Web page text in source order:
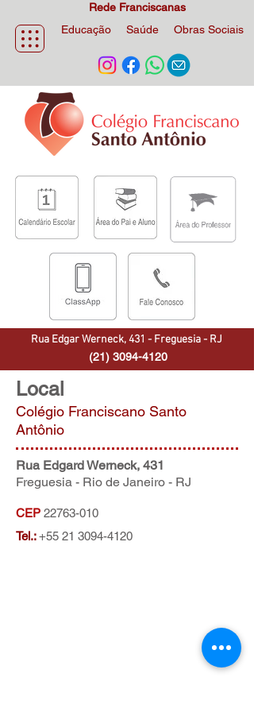
Rua Edgar Werneck, 431 - Freguesia - RJ
(21) 3094-4120
Educação Saúde Obras Sociais
Rede Franciscanas
Local
Colégio Franciscano Santo
Antônio
Rua Edgard Werneck, 431
Freguesia - Rio de Janeiro - RJ
CEP 22763-010
Tel.: +55 21 3094-4120